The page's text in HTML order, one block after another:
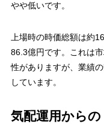
やや低い​です。
上場時の時価総額は約
86.3億円です。これは
性がありますが、業績
しています。
気配運用から